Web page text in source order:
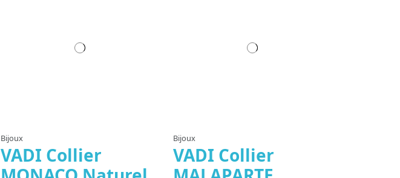
Bijoux
VADI Collier
Bijoux
VADI Collier